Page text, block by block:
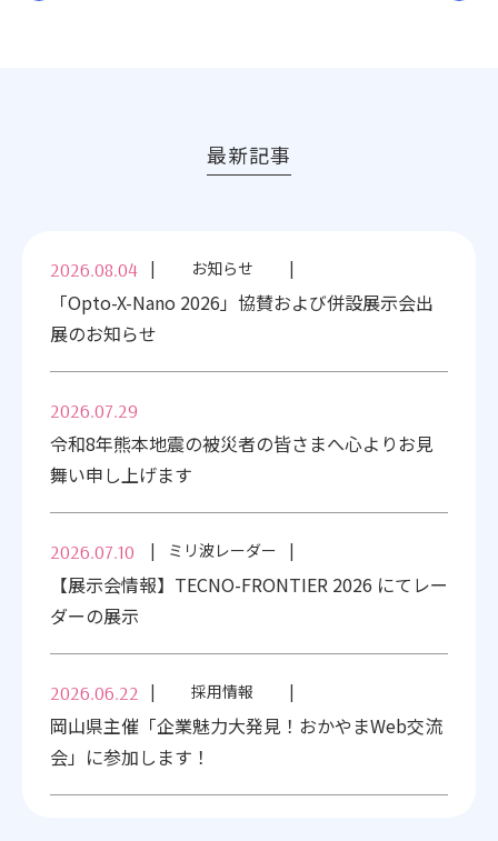
最新記事
2026.08.04 お知らせ
「Opto-X-Nano 2026」協賛および併設展示会出
展のお知らせ
2026.07.29
令和8年熊本地震の被災者の皆さまへ心よりお見
舞い申し上げます
2026.07.10 ミリ波レーダー
【展示会情報】TECNO-FRONTIER 2026 にてレー
ダーの展示
2026.06.22 採用情報
岡山県主催「企業魅力大発見！おかやまWeb交流
会」に参加します！